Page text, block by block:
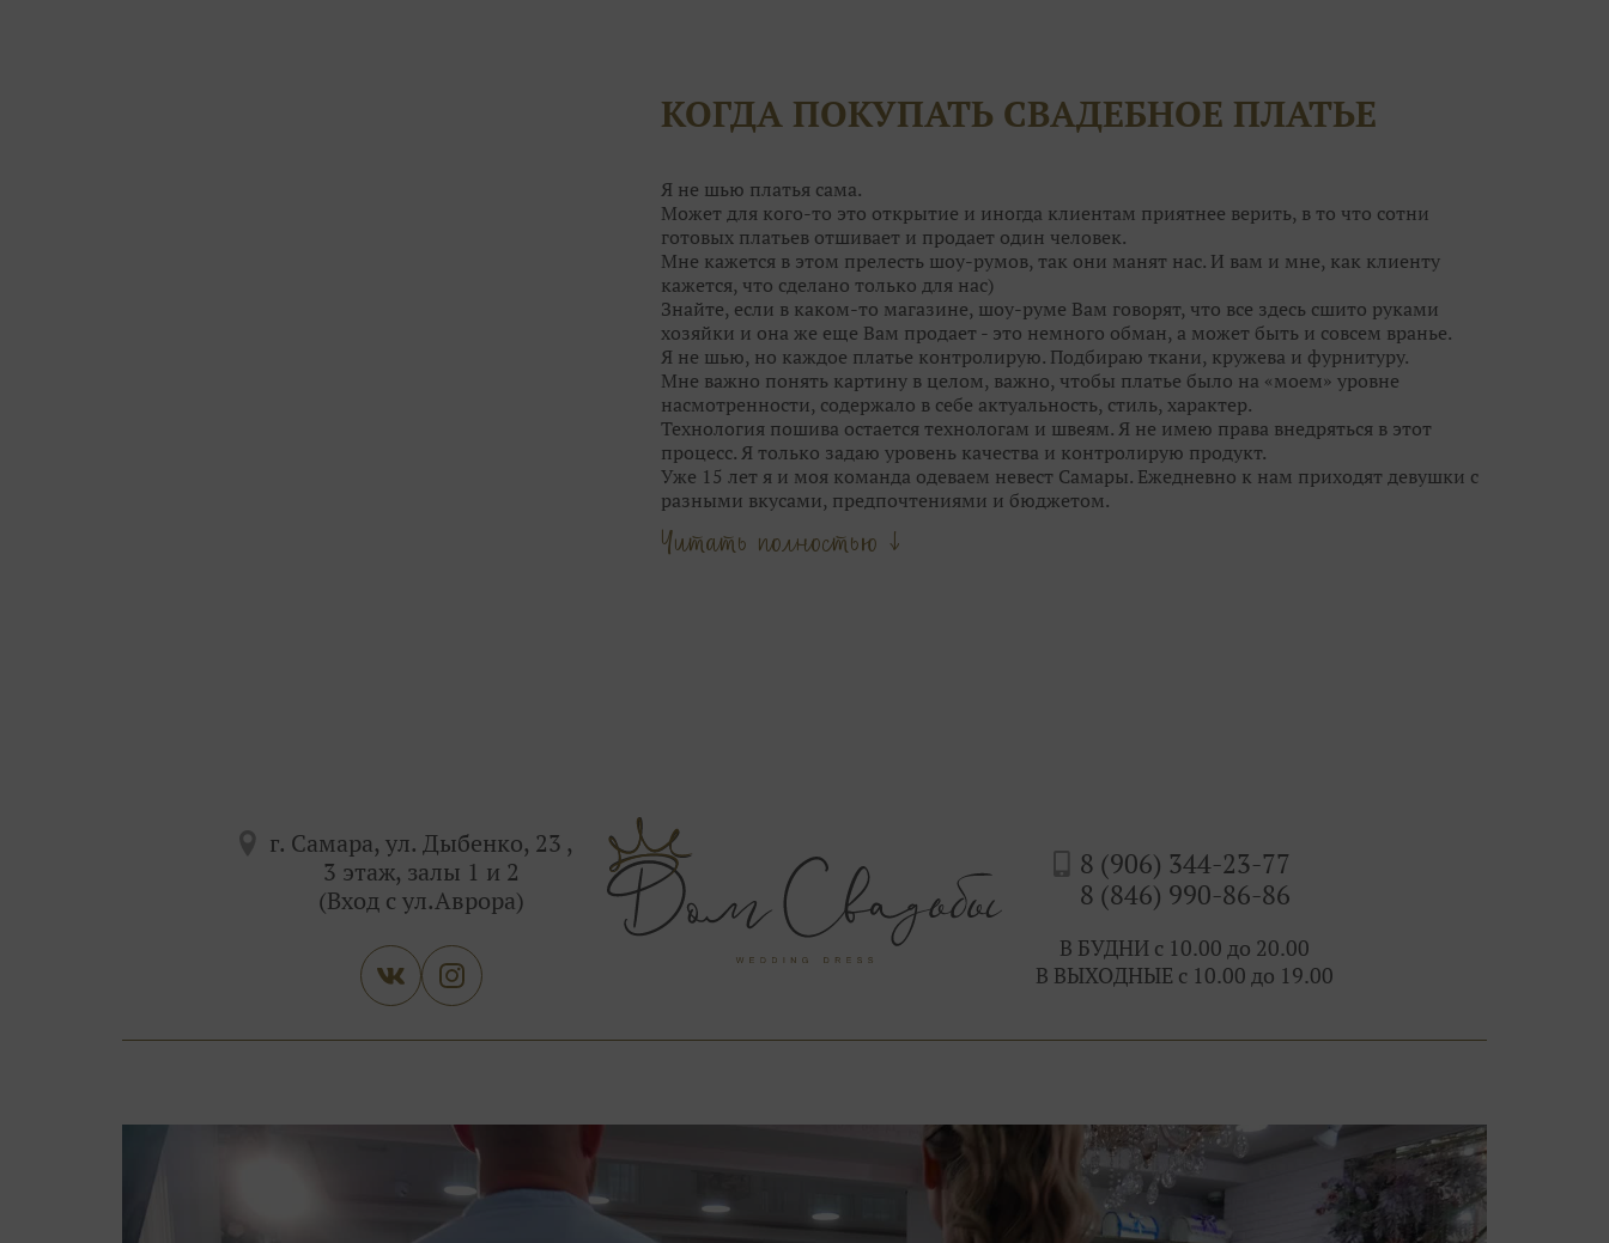
вопросы, сделать сложный выбор и даже сберегут ваши силы!
А чтобы примерка не была скучной, угостят воздушным шампанским и сладкими
Поэтому приходите в Дом Свадьбы за идеальным образом на свадьбу и приводите своих
гостей. Им мы тоже поможем!
КОГДА ПОКУПАТЬ СВАДЕБНОЕ ПЛАТЬЕ
Я не шью платья сама.
Может для кого-то это открытие и иногда клиентам приятнее верить, в то что сотни
готовых платьев отшивает и продает один человек.
Мне кажется в этом прелесть шоу-румов, так они манят нас. И вам и мне, как клиенту
кажется, что сделано только для нас)
Знайте, если в каком-то магазине, шоу-руме Вам говорят, что все здесь сшито руками
хозяйки и она же еще Вам продает - это немного обман, а может быть и совсем вранье.
Я не шью, но каждое платье контролирую. Подбираю ткани, кружева и фурнитуру.
Мне важно понять картину в целом, важно, чтобы платье было на «моем» уровне
насмотренности, содержало в себе актуальность, стиль, характер.
Технология пошива остается технологам и швеям. Я не имею права внедряться в этот
процесс. Я только задаю уровень качества и контролирую продукт.
Уже 15 лет я и моя команда одеваем невест Самары. Ежедневно к нам приходят девушки с
разными вкусами, предпочтениями и бюджетом.
Опыт и время научили меня видеть грань между потребностью реальных людей и фешн-
стилем свадебных брендов.
Читать полностью ↓
г. Самара, ул. Дыбенко, 23 ,
3 этаж, залы 1 и 2
(Вход с ул.Аврора)
8 (906) 344-23-77
8 (846) 990-86-86
В БУДНИ с 10.00 до 20.00
В ВЫХОДНЫЕ с 10.00 до 19.00